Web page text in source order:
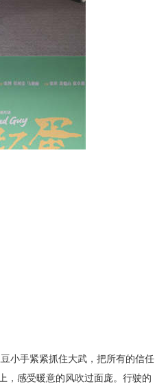
小手紧紧抓住大武，把所有的信任
，感受暖意的风吹过面庞。行驶的